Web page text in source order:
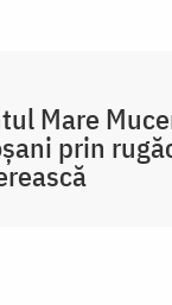
Mare
prin